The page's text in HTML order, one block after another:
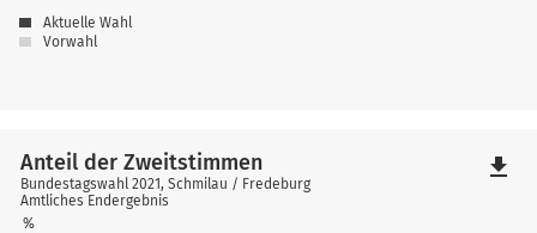
Aktuelle Wahl
Vorwahl
%
Anteil der Zweitstimmen
Bundestagswahl 2021, Schmilau / Fredeburg
Amtliches Endergebnis
file_download